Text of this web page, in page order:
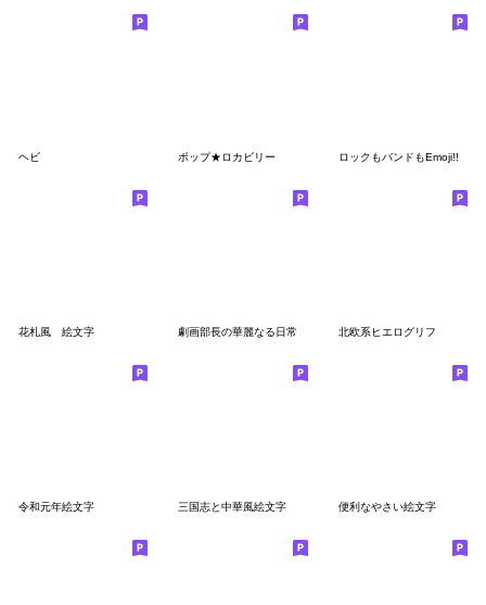
ヘビ ポップ★ロカビリー ロックもバンドもEmoji!!
花札風 絵文字 劇画部長の華麗なる日常 北欧系ヒエログリフ
令和元年絵文字 三国志と中華風絵文字 便利なやさい絵文字